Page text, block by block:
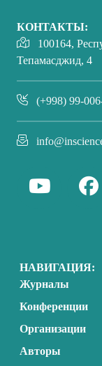
КОНТАКТЫ:
100164,
Тепамасджид, 4
(+998) 99-
НАВИГАЦИЯ:
Журналы
Конференции
Организации
Авторы